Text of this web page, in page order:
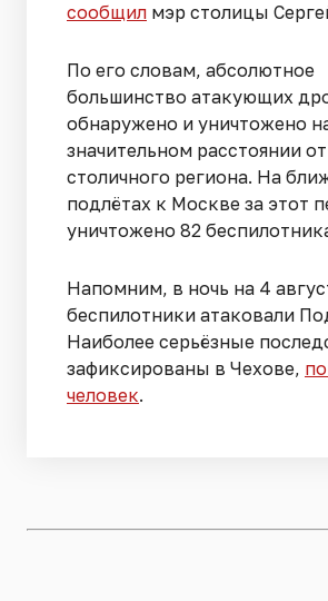
сообщил мэр столицы
По его словам, абсолютное
большинство атакующих
обнаружено и уничтожено
значительном расстоянии от
столичного региона. На
подлётах к Москве за этот
уничтожено 82
Напомним, в ночь на 4
беспилотники атаковали
Наиболее серьёзные
зафиксированы в Чехове,
человек.